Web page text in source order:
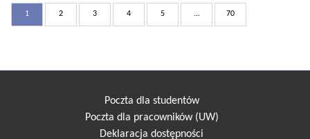
1 2 3 4 5 ... 70
Poczta dla studentów
Poczta dla pracowników (UW)
Deklaracja dostępności